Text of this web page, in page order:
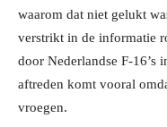
waarom dat niet gelukt
verstrikt in de informatie
door Nederlandse F-16’s
aftreden komt vooral
vroegen.